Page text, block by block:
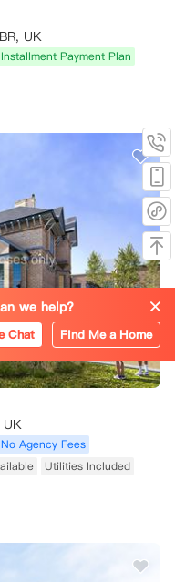
您的合同，在公寓方解除您
在合同第9条中有说明，公
；
您的租期结束之前对房间的
确认的合理费用；
房间价格支付，而不是您合同
余时间的租赁协议；
息（如果适用）。
条件，您仍然需要承担房间的
您将被收取50英镑，以支付
课程或本科一年级学生，具体
的要求成绩，您可以解除合
到取消请求和成绩证明
。
提供，证明上需要显示您
户中的“Your Requests”选
公寓方能根据这一条件解除
一年级的学生。如果您已经
UK
Installment Payment Plan
UK
No Agency Fees
Utilities Included
we help?
Chat Find Me a Home